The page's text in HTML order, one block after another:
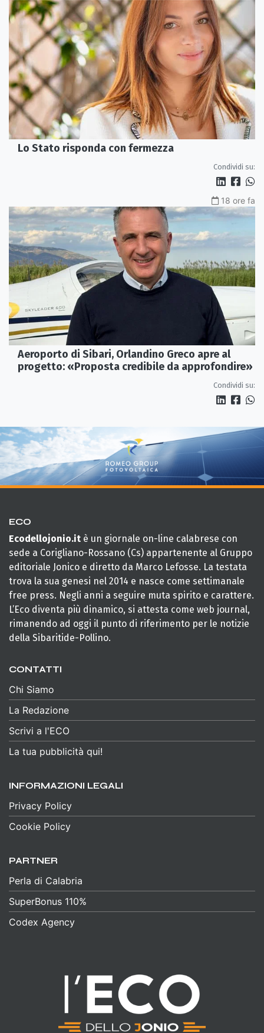
Lo Stato risponda con fermezza
Condividi su:
18 ore fa
Aeroporto di Sibari, Orlandino Greco apre al
progetto: «Proposta credibile da approfondire»
Condividi su:
ECO
Ecodellojonio.it è un giornale on-line calabrese con
sede a Corigliano-Rossano (Cs) appartenente al Gruppo
editoriale Jonico e diretto da Marco Lefosse. La testata
trova la sua genesi nel 2014 e nasce come settimanale
free press. Negli anni a seguire muta spirito e carattere.
L’Eco diventa più dinamico, si attesta come web journal,
rimanendo ad oggi il punto di riferimento per le notizie
della Sibaritide-Pollino.
CONTATTI
Chi Siamo
La Redazione
Scrivi a l'ECO
La tua pubblicità qui!
INFORMAZIONI LEGALI
Privacy Policy
Cookie Policy
PARTNER
Perla di Calabria
SuperBonus 110%
Codex Agency